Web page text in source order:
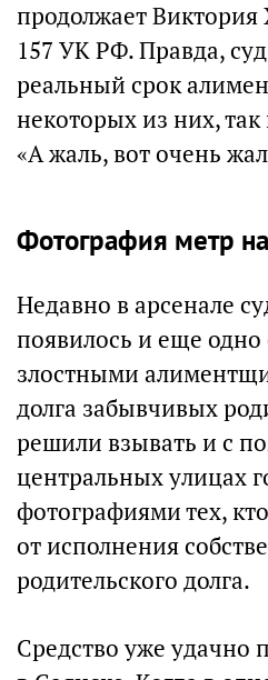
продолжает Виктория
157 УК РФ. Правда,
реальный срок
некоторых из них, так
«А жаль, вот очень
Фотография метр
Недавно в арсенале
появилось и еще одно
злостными
долга забывчивых
решили взывать и с
центральных улицах
фотографиями тех,
от исполнения
родительского долга.
Средство уже удачно